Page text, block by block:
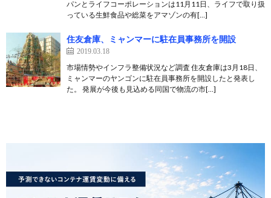
パンとライフコーポレーションは11月11日、ライフで取り扱
っている生鮮食品や総菜をアマゾンの有[…]
住友倉庫、ミャンマーに駐在員事務所を開設
2019.03.18
市場情勢やインフラ整備状況など調査 住友倉庫は3月18日、
ミャンマーのヤンゴンに駐在員事務所を開設したと発表し
た。 発展が今後も見込める同国で物流の市[…]